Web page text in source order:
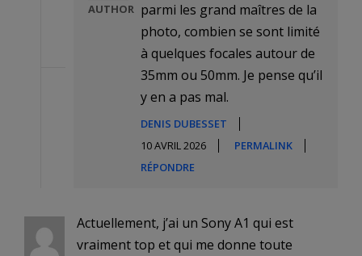
AUTHOR parmi les grand maîtres de la
photo, combien se sont limité
à quelques focales autour de
35mm ou 50mm. Je pense qu’il
y en a pas mal.
DENIS DUBESSET
10 AVRIL 2026
PERMALINK
RÉPONDRE
Actuellement, j’ai un Sony A1 qui est
vraiment top et qui me donne toute